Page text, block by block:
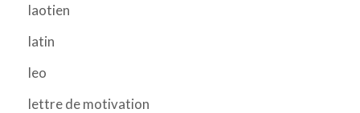
laotien
latin
leo
lettre de motivation